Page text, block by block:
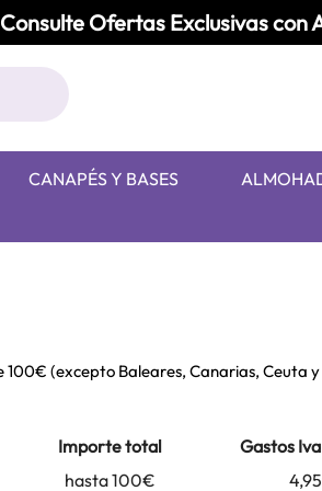
Consulte Ofertas Exclusivas con
CANAPÉS Y BASES
(excepto Baleares, Canarias, Ceuta
Importe total
Gastos
hasta 100€